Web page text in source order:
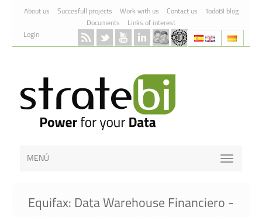
Skip to Content
About us Succesfull projects Work with us Contact us
TodoBI blog
Documents
Links of interest
Login
MENÚ
Equifax: Data Warehouse Financiero -